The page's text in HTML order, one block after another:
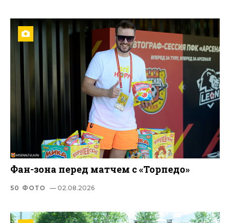
Фан-зона перед матчем с «Торпедо»
50 ФОТО — 02.08.2026